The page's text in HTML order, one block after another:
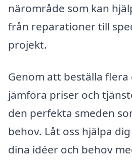
närområde som kan
från reparationer till
projekt.
Genom att beställa
jämföra priser och
den perfekta smeden
behov. Låt oss hjälpa
dina idéer och behov